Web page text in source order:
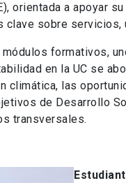
orientada a apoyar
clave sobre
módulos formativos,
en la UC se
climática, las
de Desarrollo
transversales.